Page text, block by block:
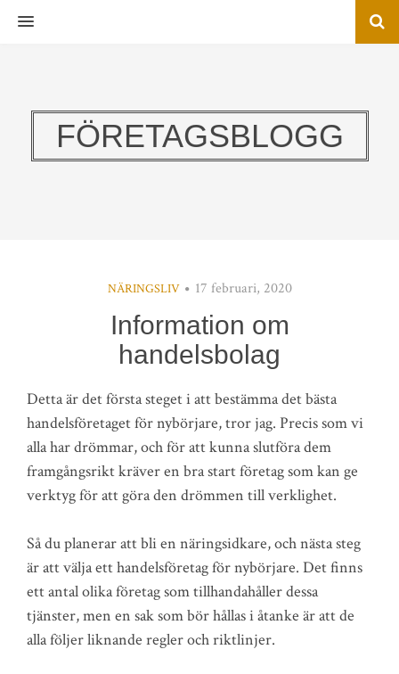
MENU
FÖRETAGSBLOGG
NÄRINGSLIV 17 februari, 2020
Information om
handelsbolag
Detta är det första steget i att bestämma det bästa
handelsföretaget för nybörjare, tror jag. Precis som vi
alla har drömmar, och för att kunna slutföra dem
framgångsrikt kräver en bra start företag som kan ge
verktyg för att göra den drömmen till verklighet.
Så du planerar att bli en näringsidkare, och nästa steg
är att välja ett handelsföretag för nybörjare. Det finns
ett antal olika företag som tillhandahåller dessa
tjänster, men en sak som bör hållas i åtanke är att de
alla följer liknande regler och riktlinjer.